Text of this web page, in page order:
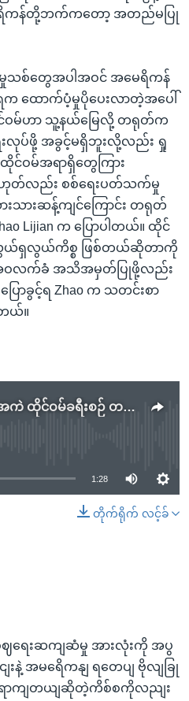
ရိကန်တို့ဘက်ကတော့ အတည်မပြု
သစ်တွေအပါအဝင် အမေရိကန်
ရက ထောက်ပံ့မှုပိုပေးလာတဲ့အပေါ်
ဝမ်ဟာ သူ့နယ်မြေလို့ တရုတ်က
ေးလုပ်ဖို့ အခွင့်မရှိဘူးလို့လည်း ရှု
ထိုင်ဝမ်အရာရှိတွေကြား
ဟုတ်လည်း စစ်ရေးပတ်သက်မှု
ားဆန့်ကျင်ကြောင်း တရုတ်
Lijian က ပြောပါတယ်။ ထိုင်
ယ်ရှလွယ်ကိစ္စ ဖြစ်တယ်ဆိုတာကို
လက်ခံ အသိအမှတ်ပြုဖို့လည်း
ာခွင့်ရ Zhao က သတင်းစာ
တယ်။
အမေရိကန်ရေတပ်အကြီးအကဲ ထိုင်ဝမ်ခရီးစဉ် တရုတ်တုန့်ပြန်မည်
currently available
1:28
တိုက်ရိုက် လင့်ခ်
ဈရေးဆကျဆံမှု အားလုံးကို အပွ
းနဲ့ အမရေိကနျ ရတေပျ ဗိုလျခြု
ောကျတယျဆိုတဲ့ကိစ်စကိုလညျး